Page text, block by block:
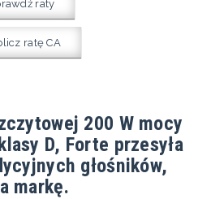
raty
ratę CA
200 W mocy
D, Forte przesyła
głośników,
markę.